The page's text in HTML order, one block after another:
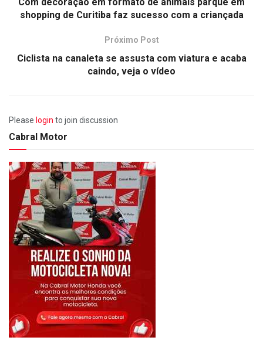
shopping de Curitiba faz sucesso com a criançada
Próximo Post
Ciclista na canaleta se assusta com viatura e acaba
caindo, veja o vídeo
Please login to join discussion
Cabral Motor